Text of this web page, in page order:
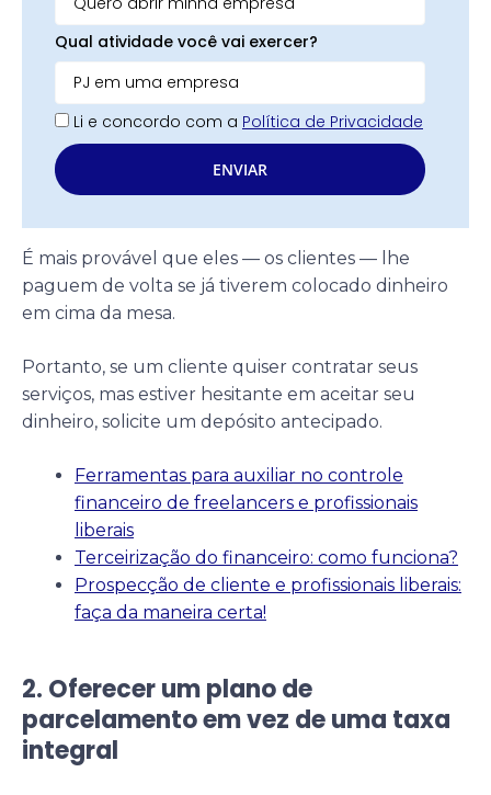
Qual atividade você vai exercer?
Li e concordo com a Política de Privacidade
ENVIAR
É mais provável que eles — os clientes — lhe
paguem de volta se já tiverem colocado dinheiro
em cima da mesa.
Portanto, se um cliente quiser contratar seus
serviços, mas estiver hesitante em aceitar seu
dinheiro, solicite um depósito antecipado.
Ferramentas para auxiliar no controle
financeiro de freelancers e profissionais
liberais
Terceirização do financeiro: como funciona?
Prospecção de cliente e profissionais liberais:
faça da maneira certa!
2. Oferecer um plano de
parcelamento em vez de uma taxa
integral